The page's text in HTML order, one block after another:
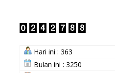
Hari ini : 363
Bulan ini : 3250